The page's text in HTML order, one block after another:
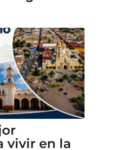
vivir en la